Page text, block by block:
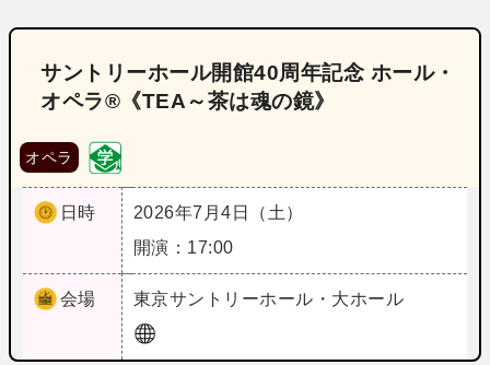
サントリーホール開館40周年記念 ホール・
オペラ®《TEA～茶は魂の鏡》
オペラ
日時
2026年7月4日（土）
開演：17:00
会場 東京サントリーホール・大ホール